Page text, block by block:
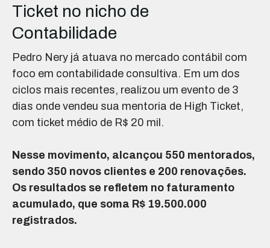
Ticket no nicho de
Contabilidade
Pedro Nery já atuava no mercado contábil com
foco em contabilidade consultiva. Em um dos
ciclos mais recentes, realizou um evento de 3
dias onde vendeu sua mentoria de High Ticket,
com ticket médio de R$ 20 mil.
Nesse movimento, alcançou 550 mentorados,
sendo 350 novos clientes e 200 renovações.
Os resultados se refletem no faturamento
acumulado, que soma R$ 19.500.000
registrados.